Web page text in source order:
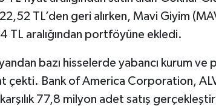
22,52 TL’den geri alırken, Mavi Giyim
TL aralığından portföyüne ekledi.
bazı hisselerde yabancı kurum
çekti. Bank of America Corporation,
karşılık 77,8 milyon adet satış